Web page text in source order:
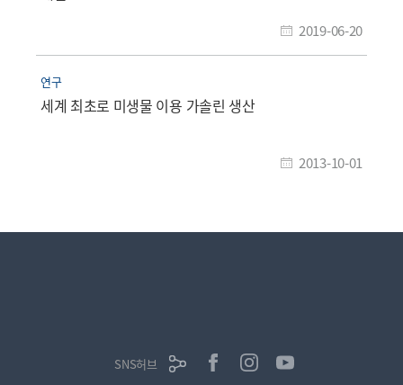
2019-06-20
연구
세계 최초로 미생물 이용 가솔린 생산
2013-10-01
SNS허브